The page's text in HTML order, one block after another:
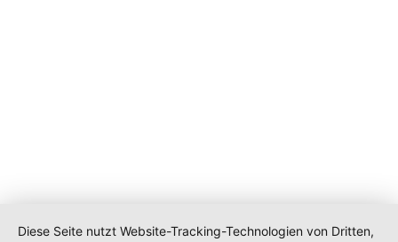
Diese Seite nutzt Website-Tracking-Technologien von Dritten,